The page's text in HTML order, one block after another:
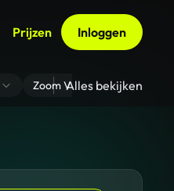
Prijzen Inloggen
Zoom Virtuele
Alles bekijken